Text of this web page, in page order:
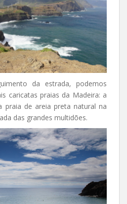
da estrada, podemos
caricatas praias da Madeira: a
praia de areia preta natural na
das grandes multidões.